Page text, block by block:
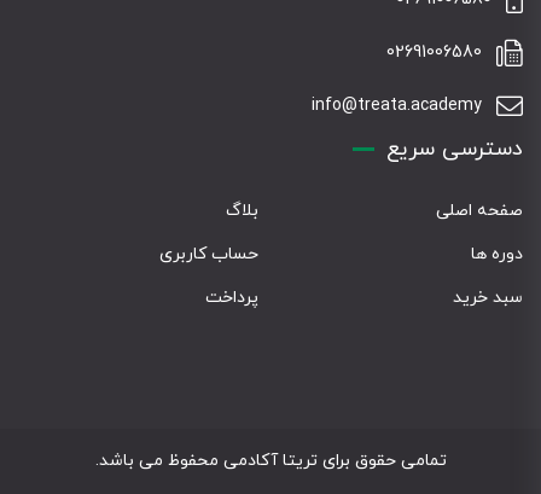
02691006580
info@treata.academy
دسترسی سریع
صفحه اصلی
بلاگ
دوره ها
حساب کاربری
سبد خرید
پرداخت
تمامی حقوق برای تریتا آکادمی محفوظ می باشد.